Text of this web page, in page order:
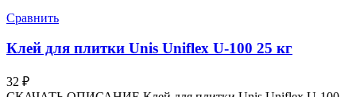
Сравнить
Клей для плитки Unis Uniflex U-100 25 кг
32 ₽